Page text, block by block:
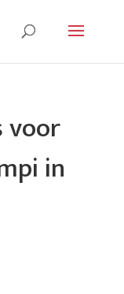
voor
in